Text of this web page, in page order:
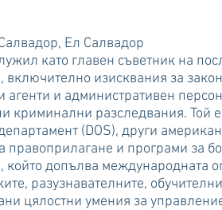
Ел Салвадор
като главен съветник на
включително изисквания за
агенти и административен
криминални разследвания. Той
(DOS), други
правоприлагане и програми за
който допълва международната
разузнавателните,
цялостни умения за